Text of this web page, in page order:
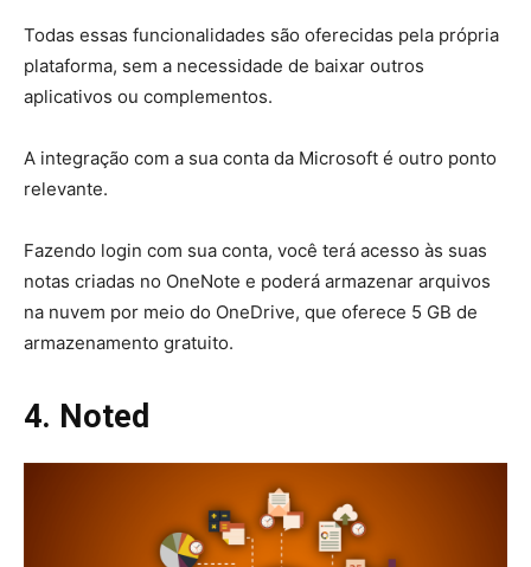
Todas essas funcionalidades são oferecidas pela própria
plataforma, sem a necessidade de baixar outros
aplicativos ou complementos.
A integração com a sua conta da Microsoft é outro ponto
relevante.
Fazendo login com sua conta, você terá acesso às suas
notas criadas no OneNote e poderá armazenar arquivos
na nuvem por meio do OneDrive, que oferece 5 GB de
armazenamento gratuito.
4. Noted